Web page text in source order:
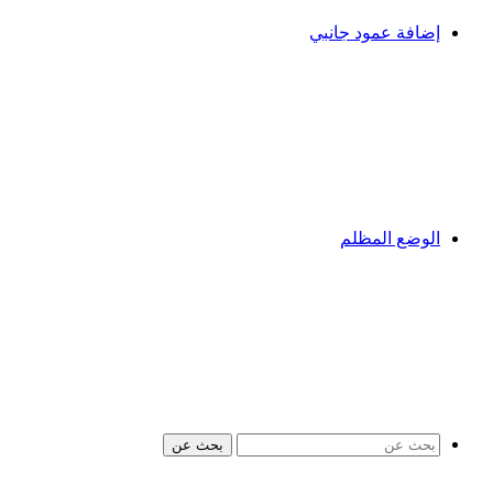
إضافة عمود جانبي
الوضع المظلم
بحث عن